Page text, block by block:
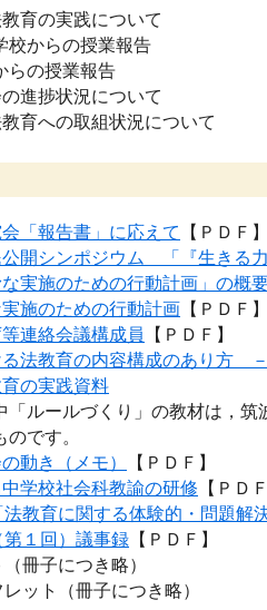
育の実践について
からの授業報告
の授業報告
進捗状況について
育への取組状況について
「報告書」に応えて
【ＰＤＦ】
公開シンポジウム 「『生き
な実施のための行動計画」の概
施のための行動計画 【ＰＤＦ】
連絡会議構成員
【ＰＤＦ】
法教育の内容構成のあり方
の実践資料
ルールづくり」の教材は，筑
です。
動き（メモ）
【ＰＤＦ】
学校社会科教諭の研修 【ＰＤＦ
教育に関する体験的・問題解
１回）議事録 【ＰＤＦ】
冊子につき略）
ット（冊子につき略）